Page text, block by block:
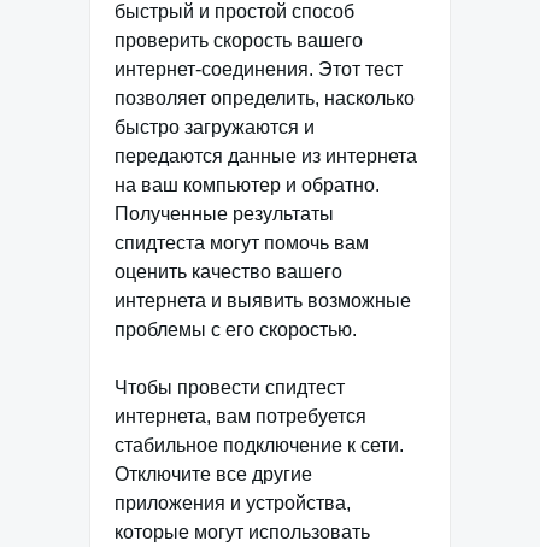
быстрый и простой способ
проверить скорость вашего
интернет-соединения. Этот тест
позволяет определить, насколько
быстро загружаются и
передаются данные из интернета
на ваш компьютер и обратно.
Полученные результаты
спидтеста могут помочь вам
оценить качество вашего
интернета и выявить возможные
проблемы с его скоростью.
Чтобы провести спидтест
интернета, вам потребуется
стабильное подключение к сети.
Отключите все другие
приложения и устройства,
которые могут использовать